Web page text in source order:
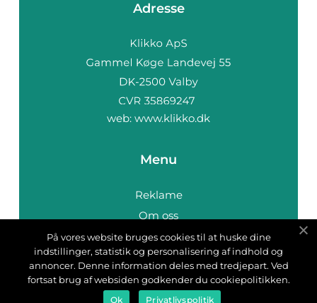
Adresse
web: www.klikko.dk
Menu
Reklame
Om oss
Cookies
Kontakt Oss
Sitemap
På vores website bruges cookies til at huske dine
indstillinger, statistik og personalisering af indhold og
annoncer. Denne information deles med tredjepart. Ved
fortsat brug af websiden godkender du cookiepolitikken.
Ok Privatlivspolitik